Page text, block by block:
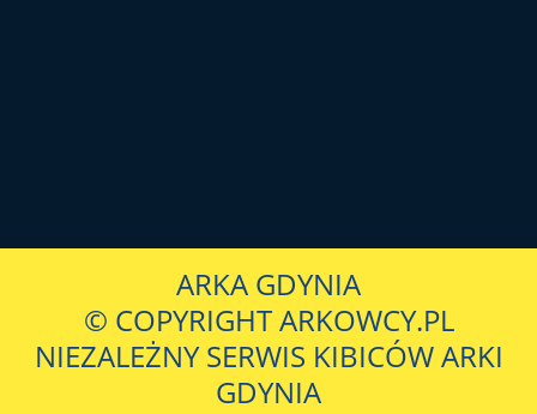
ARKA GDYNIA
© COPYRIGHT ARKOWCY.PL
NIEZALEŻNY SERWIS KIBICÓW ARKI
GDYNIA